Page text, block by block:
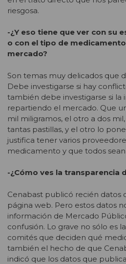
riesgosa.
-¿Y eso tiene que ver con su
o con el tipo de
mercado?
Son temas muy delicados que
Debe investigarse si hay
también debe investigarse si la
repartiendo el mercado. Que
mil miligramos, el otro a dos
tantas pastillas, y el otro lo
justifica tener varios
medicamento y que todos
-¿Cómo ves la transparencia
Cenabast publicó recién datos
página web. Pero estos datos
información de Mercado
confusión. Lo grave no sólo es
comités que deciden qué
también el hecho de que
indicó que los datos que